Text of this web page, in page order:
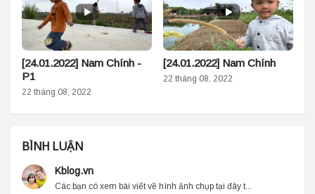
[24.01.2022] Nam Chính -
P1
22 tháng 08, 2022
[24.01.2022] Nam Chính
22 tháng 08, 2022
BÌNH LUẬN
Kblog.vn
Các bạn có xem bài viết về hình ảnh chụp tại đây t...